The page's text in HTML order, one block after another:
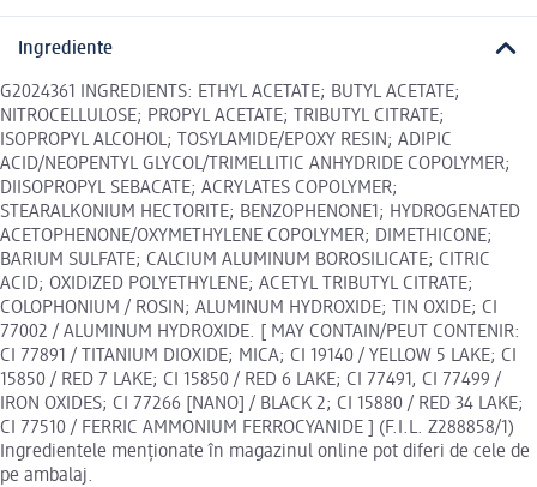
Ingrediente
G2024361 INGREDIENTS: ETHYL ACETATE; BUTYL ACETATE;
NITROCELLULOSE; PROPYL ACETATE; TRIBUTYL CITRATE;
ISOPROPYL ALCOHOL; TOSYLAMIDE/EPOXY RESIN; ADIPIC
ACID/NEOPENTYL GLYCOL/TRIMELLITIC ANHYDRIDE COPOLYMER;
DIISOPROPYL SEBACATE; ACRYLATES COPOLYMER;
STEARALKONIUM HECTORITE; BENZOPHENONE1; HYDROGENATED
ACETOPHENONE/OXYMETHYLENE COPOLYMER; DIMETHICONE;
BARIUM SULFATE; CALCIUM ALUMINUM BOROSILICATE; CITRIC
ACID; OXIDIZED POLYETHYLENE; ACETYL TRIBUTYL CITRATE;
COLOPHONIUM / ROSIN; ALUMINUM HYDROXIDE; TIN OXIDE; CI
77002 / ALUMINUM HYDROXIDE. [ MAY CONTAIN/PEUT CONTENIR:
CI 77891 / TITANIUM DIOXIDE; MICA; CI 19140 / YELLOW 5 LAKE; CI
15850 / RED 7 LAKE; CI 15850 / RED 6 LAKE; CI 77491, CI 77499 /
IRON OXIDES; CI 77266 [NANO] / BLACK 2; CI 15880 / RED 34 LAKE;
CI 77510 / FERRIC AMMONIUM FERROCYANIDE ] (F.I.L. Z288858/1)
Ingredientele menționate în magazinul online pot diferi de cele de
pe ambalaj.